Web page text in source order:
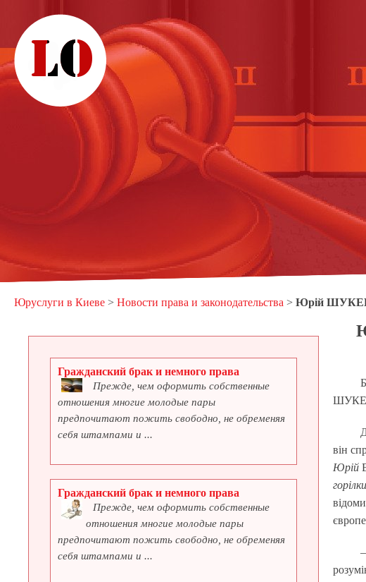
Юруслуги в Киеве > Новости права и законодательства > Юрій
Гражданский брак и немного права
Прежде, чем оформить собственные
отношения многие молодые пары
предпочитают пожить свободно, не обременяя
себя штампами и ...
Гражданский брак и немного права
Прежде, чем оформить собственные
отношения многие молодые пары
предпочитают пожить свободно, не обременяя
себя штампами и ...
він
Юрій
горілки